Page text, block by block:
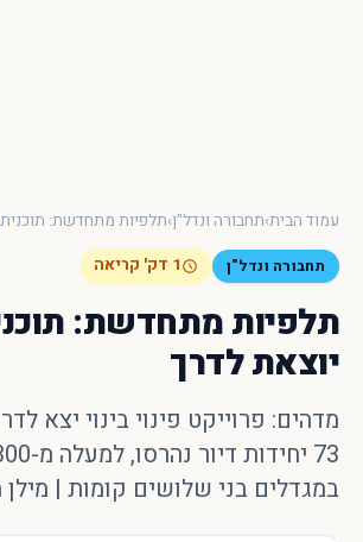
עמוד הבית›תחבורה ונדל"ן›תלפיות מתחדשת: תוכנית בלוק 8
תחבורה ונדל"ן 1 דק' קריאה
יוצאת לדרך
מדהים: פרוייקט פינוי בינוי יצא
במגדלים בני שלושים קומות |